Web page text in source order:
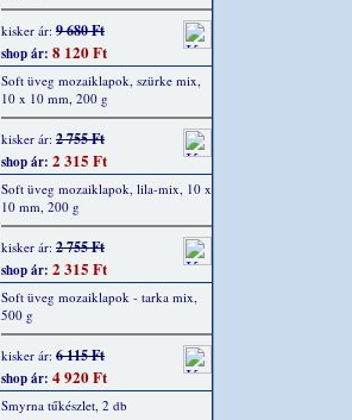
kisker ár: 9 680 Ft
shop ár: 8 120 Ft
Soft üveg mozaiklapok, szürke mix,
10 x 10 mm, 200 g
kisker ár: 2 755 Ft
shop ár: 2 315 Ft
Soft üveg mozaiklapok, lila-mix, 10 x
10 mm, 200 g
kisker ár: 2 755 Ft
shop ár: 2 315 Ft
Soft üveg mozaiklapok - tarka mix,
500 g
kisker ár: 6 115 Ft
shop ár: 4 920 Ft
Smyrna tűkészlet, 2 db